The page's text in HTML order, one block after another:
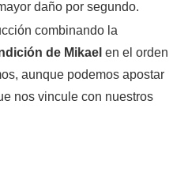
daño por segundo.
combinando la
de Mikael en el orden
aunque podemos apostar
nos vincule con nuestros